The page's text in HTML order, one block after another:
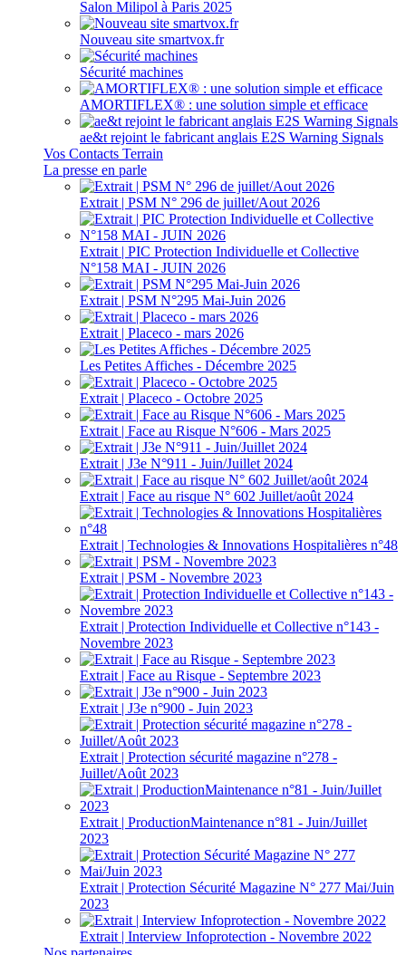
Salon Milipol à Paris 2025
Nouveau site smartvox.fr
Sécurité machines
AMORTIFLEX® : une solution simple et efficace
ae&t rejoint le fabricant anglais E2S Warning Signals
Vos Contacts Terrain
La presse en parle
Extrait | PSM N° 296 de juillet/Aout 2026
Extrait | PIC Protection Individuelle et Collective
N°158 MAI - JUIN 2026
Extrait | PSM N°295 Mai-Juin 2026
Extrait | Placeco - mars 2026
Les Petites Affiches - Décembre 2025
Extrait | Placeco - Octobre 2025
Extrait | Face au Risque N°606 - Mars 2025
Extrait | J3e N°911 - Juin/Juillet 2024
Extrait | Face au risque N° 602 Juillet/août 2024
Extrait | Technologies & Innovations Hospitalières n°48
Extrait | PSM - Novembre 2023
Extrait | Protection Individuelle et Collective n°143 -
Novembre 2023
Extrait | Face au Risque - Septembre 2023
Extrait | J3e n°900 - Juin 2023
Extrait | Protection sécurité magazine n°278 -
Juillet/Août 2023
Extrait | ProductionMaintenance n°81 - Juin/Juillet
2023
Extrait | Protection Sécurité Magazine N° 277 Mai/Juin
2023
Extrait | Interview Infoprotection - Novembre 2022